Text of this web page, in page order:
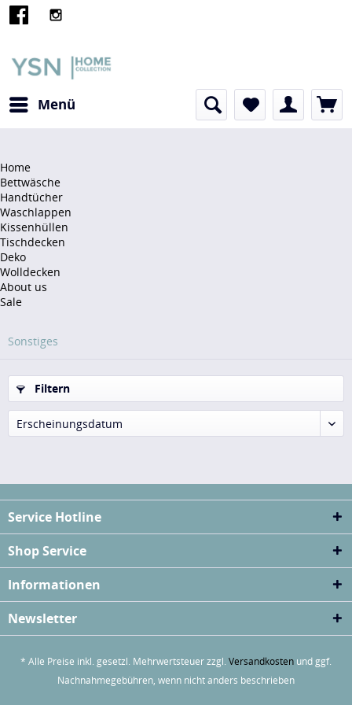
Menü
Home
Bettwäsche
Handtücher
Waschlappen
Kissenhüllen
Tischdecken
Deko
Wolldecken
About us
Sale
Sonstiges
Filtern
Erscheinungsdatum
Service Hotline
Shop Service
Informationen
Newsletter
* Alle Preise inkl. gesetzl. Mehrwertsteuer zzgl. Versandkosten und ggf.
Nachnahmegebühren, wenn nicht anders beschrieben